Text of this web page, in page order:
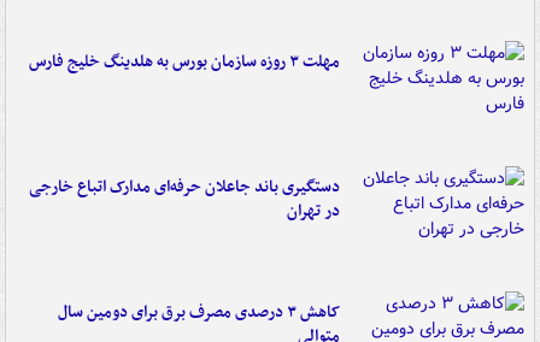
مهلت ۳ روزه سازمان بورس به هلدینگ خلیج فارس
دستگیری باند جاعلان حرفه‌ای مدارک اتباع خارجی
در تهران
کاهش ۳ درصدی مصرف برق برای دومین سال
متوالی